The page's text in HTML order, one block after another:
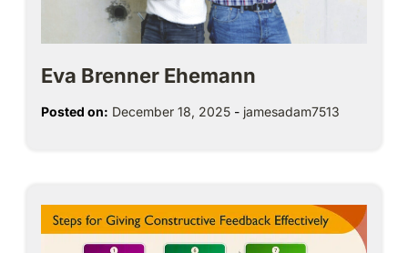
Eva Brenner Ehemann
Posted on: December 18, 2025 - jamesadam7513